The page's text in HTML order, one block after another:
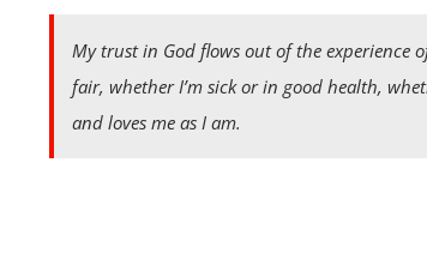
My trust in God flows out of the experience
fair, whether I’m sick or in good health,
and loves me as I am.